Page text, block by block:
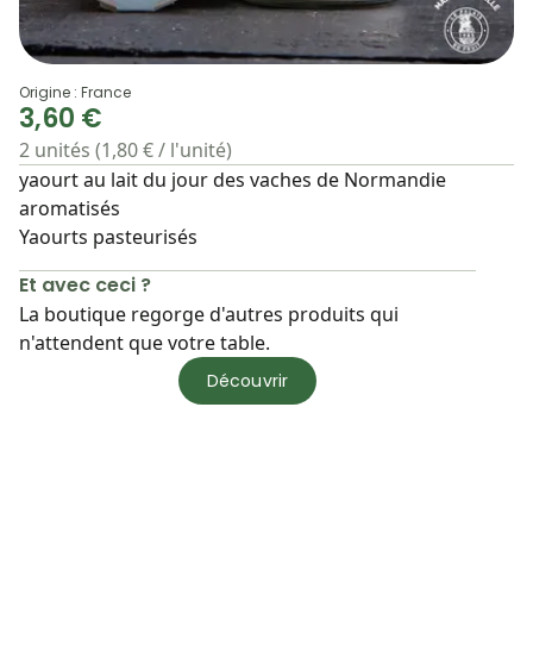
Origine : France
3,60 €
2 unités (1,80 € / l'unité)
yaourt au lait du jour des vaches de Normandie
aromatisés
Yaourts pasteurisés
Et avec ceci ?
La boutique regorge d'autres produits qui
n'attendent que votre table.
Découvrir